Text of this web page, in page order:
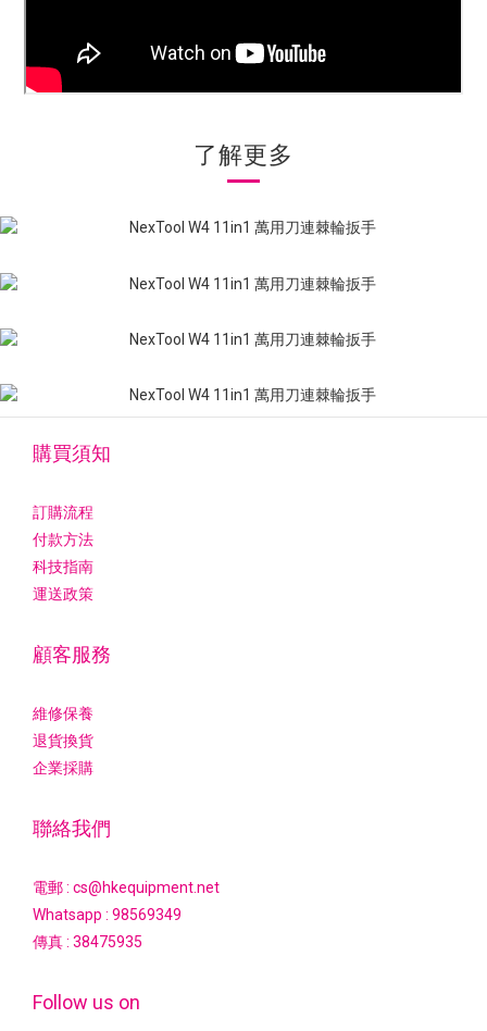
了解更多
購買須知
訂購流程
付款方法
科技指南
運送政策
顧客服務
維修保養
退貨換貨
企業採購
聯絡我們
電郵 : cs@hkequipment.net
Whatsapp : 98569349
傳真 : 38475935
Follow us on